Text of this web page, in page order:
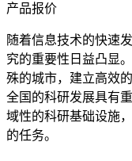
产品报价
随着信息技术的快速发
究的重要性日益凸显
殊的城市，建立高效
全国的科研发展具有
域性的科研基础设施
的任务。